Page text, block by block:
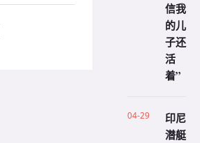
信我
的儿
子还
活
着”
04-29
印尼
潜艇